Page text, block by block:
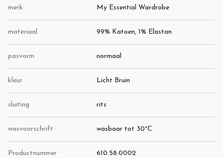
merk My Essential Wardrobe
materiaal 99% Katoen, 1% Elastan
pasvorm normaal
kleur Licht Bruin
sluiting rits
wasvoorschrift wasbaar tot 30°C
Productnummer 610.58.0002